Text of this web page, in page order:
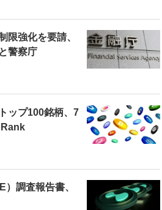
限強化を要請、
警察庁
ップ100銘柄、7
調査報告書、